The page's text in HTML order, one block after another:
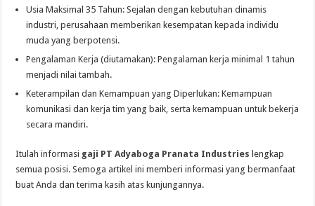
Usia Maksimal 35 Tahun: Sejalan dengan kebutuhan dinamis
industri, perusahaan memberikan kesempatan kepada individu
muda yang berpotensi.
Pengalaman Kerja (diutamakan): Pengalaman kerja minimal 1 tahun
menjadi nilai tambah.
Keterampilan dan Kemampuan yang Diperlukan: Kemampuan
komunikasi dan kerja tim yang baik, serta kemampuan untuk bekerja
secara mandiri.
Itulah informasi gaji PT Adyaboga Pranata Industries lengkap
semua posisi. Semoga artikel ini memberi informasi yang bermanfaat
buat Anda dan terima kasih atas kunjungannya.